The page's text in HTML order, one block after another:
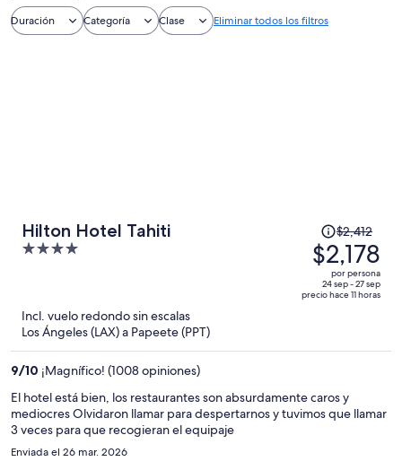
Duración Categoría Clase Eliminar todos los filtros
Hilton Hotel Tahiti
4
El
precio
era
de
$2,412
$2,178
por
$2,412
$2,178
por persona
24 sep - 27 sep
precio hace 11 horas
Incl. vuelo redondo sin escalas
Los Ángeles (LAX) a Papeete (PPT)
9/10 ¡Magnífico! (1008 opiniones)
El hotel está bien, los restaurantes son absurdamente caros y
mediocres Olvidaron llamar para despertarnos y tuvimos que llamar
3 veces para que recogieran el equipaje
Enviada el 26 mar. 2026